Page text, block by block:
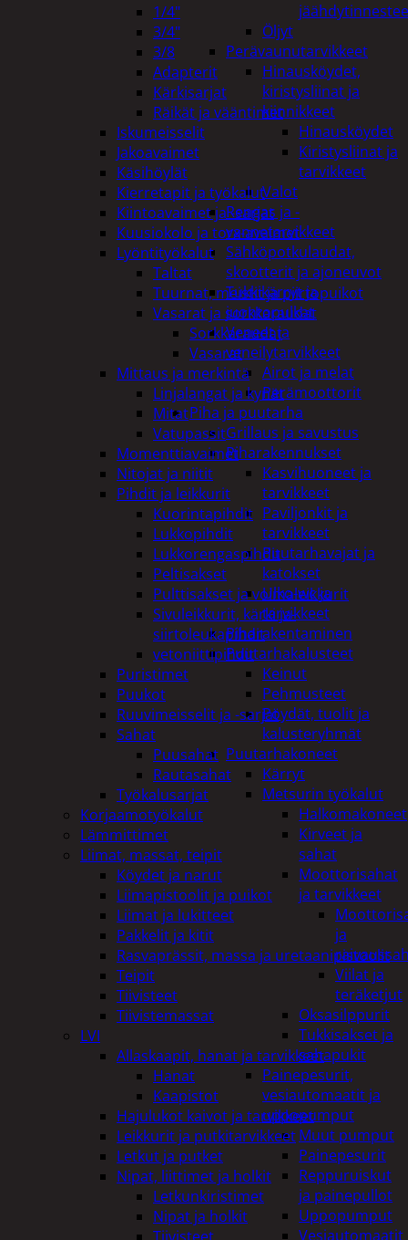
Öljyt
Perävaunutarvikkeet
Hinausköydet,
kiristysliinat ja
kiinnikkeet
Hinausköydet
Kiristysliinat ja
tarvikkeet
Valot
Rengas ja -
vannetarvikkeet
Sähköpotkulaudat,
skootterit ja ajoneuvot
Tukkikärryt ja
juontopulkat
Veneet ja
veneilytarvikkeet
Airot ja melat
Perämoottorit
Piha ja puutarha
Grillaus ja savustus
Piharakennukset
Kasvihuoneet ja
tarvikkeet
Paviljonkit ja
tarvikkeet
Puutarhavajat ja
katokset
Ulko-wc ja
tarvikkeet
Piharakentaminen
Puutarhakalusteet
Keinut
Pehmusteet
Pöydät, tuolit ja
kalusteryhmät
Puutarhakoneet
Kärryt
Metsurin työkalut
Halkomakoneet
Kirveet ja
sahat
Moottorisahat
ja tarvikkeet
ja
Viilat ja
teräketjut
Oksasilppurit
Tukkisakset ja
sahapukit
Painepesurit,
vesiautomaatit ja
uppopumput
Muut pumput
Painepesurit
Reppuruiskut
ja painepullot
Uppopumput
Vesiautomaatit
1/4"
3/4"
3/8
Adapterit
Kärkisarjat
Räikät ja vääntimet
Iskumeisselit
Jakoavaimet
Käsihöylät
Kierretapit ja työkalut
Kiintoavaimet ja -sarjat
Kuusiokolo ja torx-avaimet
Lyöntityökalut
Taltat
Tuurnat, meistit ja piirtopuikot
Vasarat ja sorkkaraudat
Sorkkaraudat
Vasarat
Mittaus ja merkintä
Linjalangat ja kynät
Mitat
Vatupassit
Momenttiavaimet
Nitojat ja niitit
Pihdit ja leikkurit
Kuorintapihdit
Lukkopihdit
Lukkorengaspihdit
Peltisakset
Pulttisakset ja voimaleikkurit
Sivuleikkurit, kärki ja-
siirtoleukapihdit
vetoniittipihdit
Puristimet
Puukot
Ruuvimeisselit ja -sarjat
Sahat
Puusahat
Rautasahat
Työkalusarjat
Korjaamotyökalut
Lämmittimet
Liimat, massat, teipit
Köydet ja narut
Liimapistoolit ja puikot
Liimat ja lukitteet
Pakkelit ja kitit
Rasvaprässit, massa ja uretaanipistoolit
Teipit
Tiivisteet
Tiivistemassat
LVI
Allaskaapit, hanat ja tarvikkeet
Hanat
Kaapistot
Hajulukot kaivot ja tarvikkeet
Leikkurit ja putkitarvikkeet
Letkut ja putket
Nipat, liittimet ja holkit
Letkunkiristimet
Nipat ja holkit